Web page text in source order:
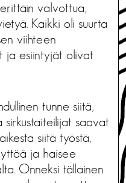
valvottua,
Kaikki oli suurta
viihteen
ja esiintyjät olivat
tunne siitä,
sirkustaiteilijat saavat
siitä työstä,
ja haisee
Onneksi tällainen